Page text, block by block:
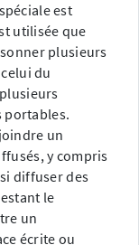
est
utilisée que
plusieurs
du
portables.
un
y compris
diffuser des
le
un
écrite ou